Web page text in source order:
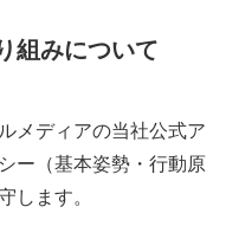
内
検
開
き
ま
す
組みについて
メディアの当社公式ア
ー（基本姿勢・行動原
します。